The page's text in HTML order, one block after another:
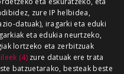
zure IP helbidea,
datuak), iragarki eta eduki
eta edukia neurtzeko,
lortzeko eta zerbitzuak
(4)zure datuak ere trata
batzuetarako, besteak beste